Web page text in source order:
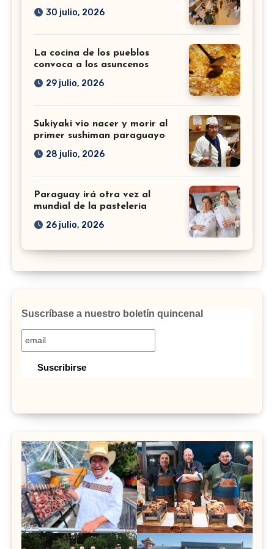
30 julio, 2026
La cocina de los pueblos
convoca a los asuncenos
29 julio, 2026
Sukiyaki vio nacer y morir al
primer sushiman paraguayo
28 julio, 2026
Paraguay irá otra vez al
mundial de la pastelería
26 julio, 2026
Suscríbase a nuestro boletín quincenal